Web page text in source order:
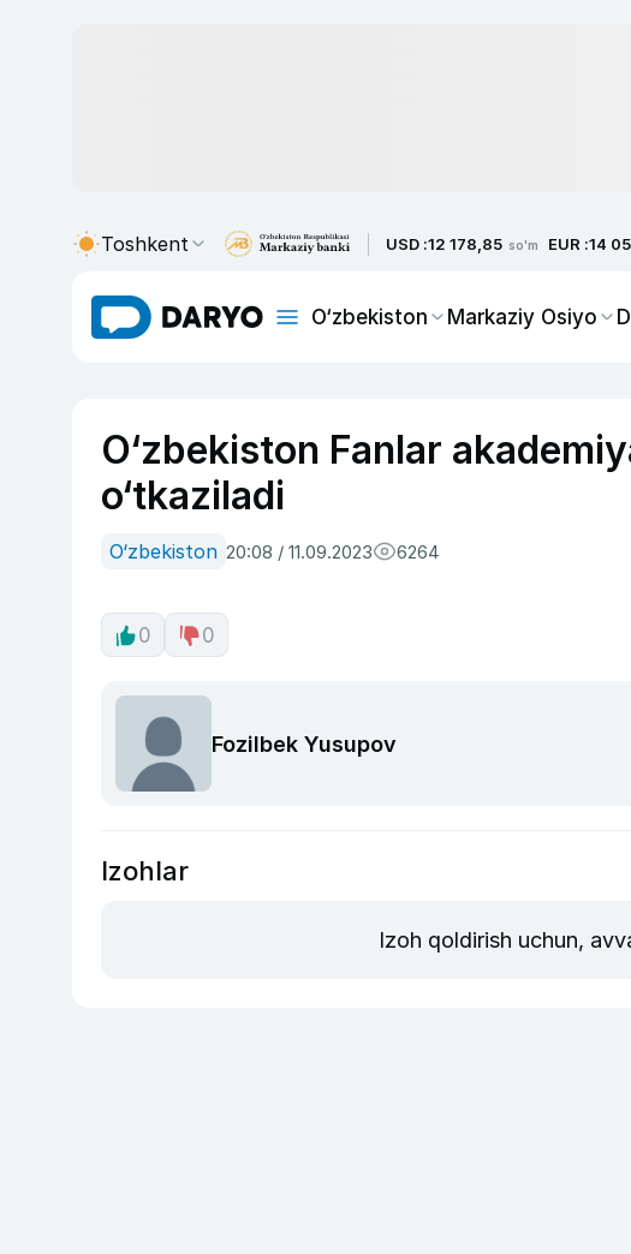
Toshkent USD :12 178,85 so'm EUR :14
O‘zbekiston Markaziy Osiyo
O‘zbekiston Fanlar
o‘tkaziladi
O‘zbekiston 20:08 / 11.09.2023 6264
0 0
Fozilbek Yusupov
Izohlar
Izoh qoldirish uchun,